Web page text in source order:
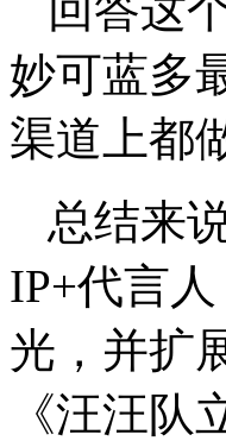
妙可蓝多
渠道上都
总结来
IP+代言
光，并扩
《汪汪